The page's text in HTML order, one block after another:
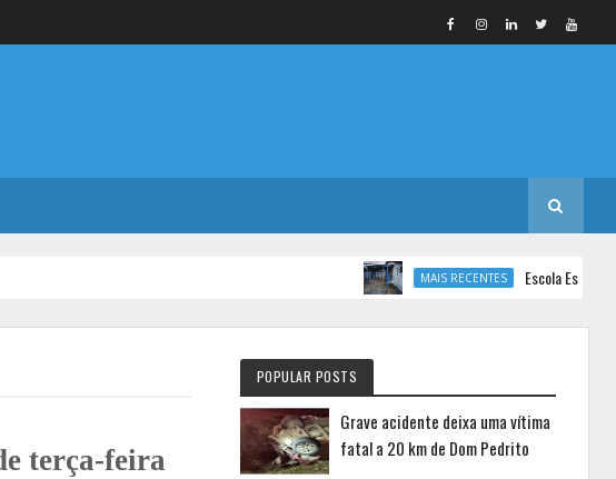
MAIS RECENTES Escola Estadual de
terça-feira
POPULAR POSTS
Grave acidente deixa uma vítima
fatal a 20 km de Dom Pedrito